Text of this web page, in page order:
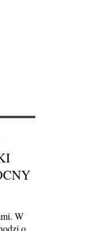
W
o